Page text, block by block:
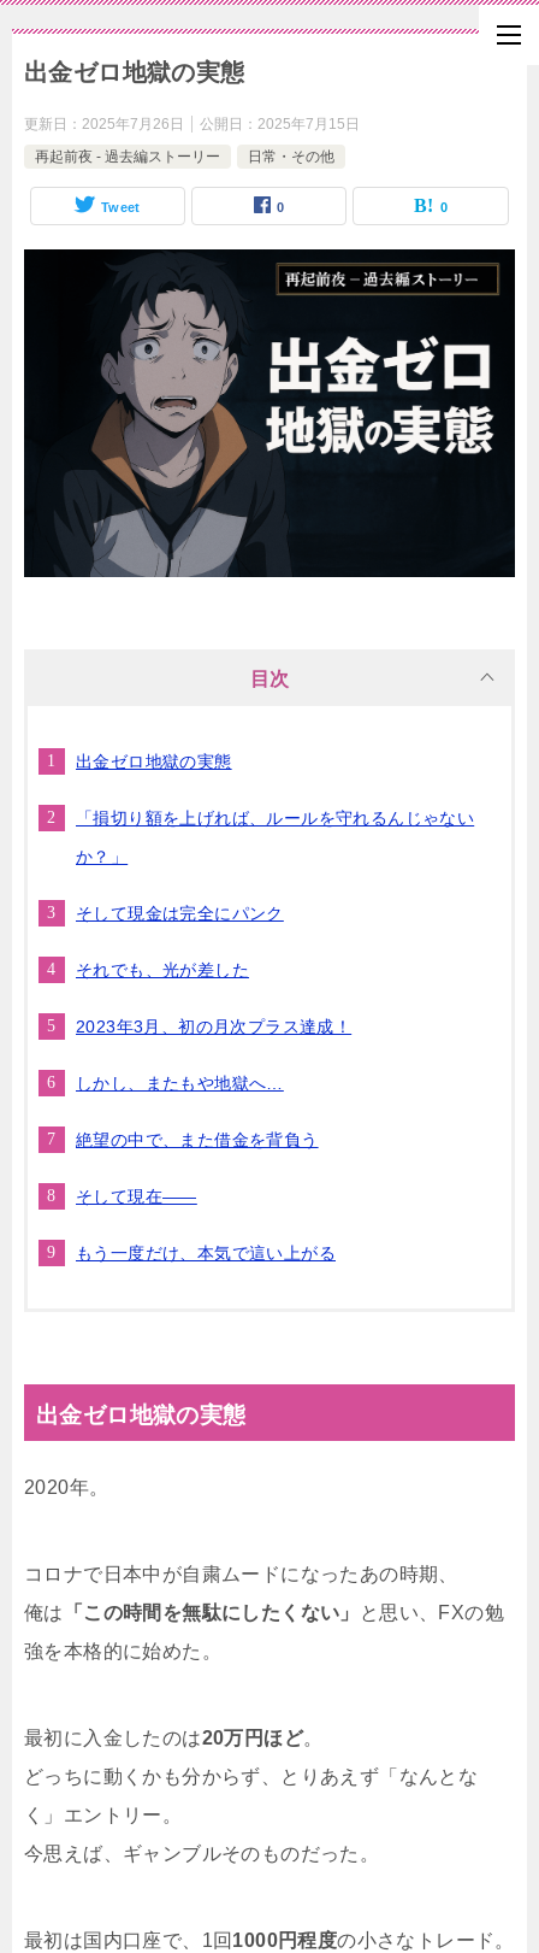
出金ゼロ地獄の実態
更新日： 2025年7月26日 公開日： 2025年7月15日
再起前夜 - 過去編ストーリー
日常・その他
Tweet 0 0
目次
出金ゼロ地獄の実態
「損切り額を上げれば、ルールを守れるんじゃない
か？」
そして現金は完全にパンク
それでも、光が差した
2023年3月、初の月次プラス達成！
しかし、またもや地獄へ…
絶望の中で、また借金を背負う
そして現在――
もう一度だけ、本気で這い上がる
出金ゼロ地獄の実態
2020年。
コロナで日本中が自粛ムードになったあの時期、
俺は
「この時間を無駄にしたくない」
と思い、FXの勉
強を本格的に始めた。
最初に入金したのは20万円ほど。
どっちに動くかも分からず、とりあえず「なんとな
く」エントリー。
今思えば、ギャンブルそのものだった。
最初は国内口座で、1回 1000円程度の小さなトレード。